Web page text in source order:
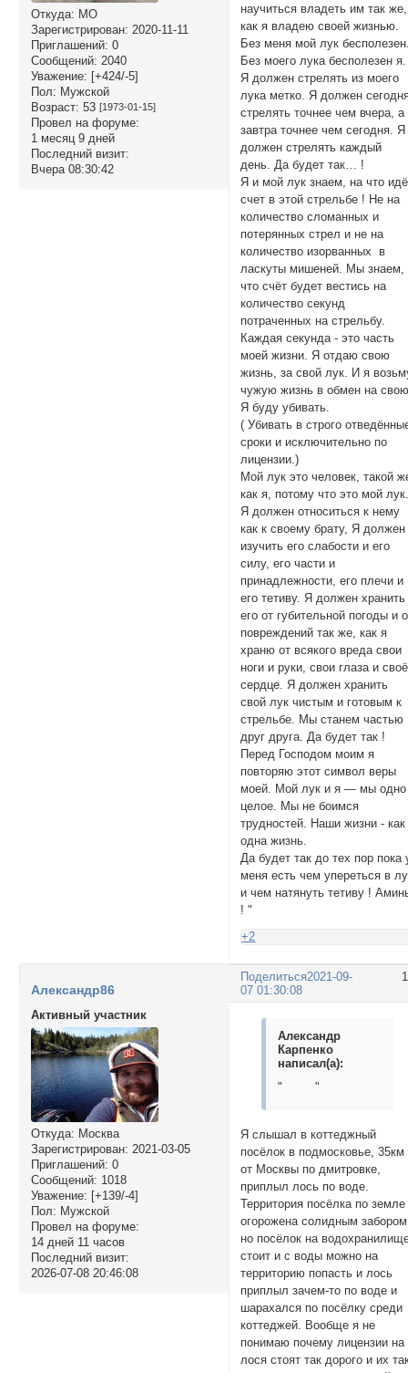
Откуда: МО
Зарегистрирован: 2020-11-11
Приглашений: 0
Сообщений: 2040
Уважение: [+424/-5]
Пол: Мужской
Возраст: 53 [1973-01-15]
Провел на форуме:
1 месяц 9 дней
Последний визит:
Вчера 08:30:42
научиться владеть им так же,
как я владею своей жизнью.
Без меня мой лук
Без моего лука бесполезен я.
Я должен стрелять из моего
лука метко. Я должен
стрелять точнее чем вчера, а
завтра точнее чем сегодня. Я
должен стрелять каждый
день. Да будет так… !
Я и мой лук знаем, на что
счет в этой стрельбе ! Не на
количество сломанных и
потерянных стрел и не на
количество изорванных в
ласкуты мишеней. Мы знаем,
что счёт будет вестись на
количество секунд
потраченных на стрельбу.
Каждая секунда - это часть
моей жизни. Я отдаю свою
жизнь, за свой лук. И я
чужую жизнь в обмен на
Я буду убивать.
( Убивать в строго
сроки и исключительно по
лицензии.)
Мой лук это человек, такой
как я, потому что это мой
Я должен относиться к нему
как к своему брату, Я должен
изучить его слабости и его
силу, его части и
принадлежности, его плечи и
его тетиву. Я должен хранить
его от губительной погоды и
повреждений так же, как я
храню от всякого вреда свои
ноги и руки, свои глаза и своё
сердце. Я должен хранить
свой лук чистым и готовым к
стрельбе. Мы станем частью
друг друга. Да будет так !
Перед Господом моим я
повторяю этот символ веры
моей. Мой лук и я — мы одно
целое. Мы не боимся
трудностей. Наши жизни - как
одна жизнь.
Да будет так до тех пор пока
меня есть чем упереться в
и чем натянуть тетиву !
! "
+2
Поделиться2021-09-
07 01:30:08
Александр86
Активный участник
Откуда: Москва
Зарегистрирован: 2021-03-05
Приглашений: 0
Сообщений: 1018
Уважение: [+139/-4]
Пол: Мужской
Провел на форуме:
14 дней 11 часов
Последний визит:
2026-07-08 20:46:08
Александр
Карпенко
написал(а):
"
"
Я слышал в коттеджный
посёлок в подмосковье, 35км
от Москвы по дмитровке,
приплыл лось по воде.
Территория посёлка по земле
огорожена солидным
но посёлок на
стоит и с воды можно на
территорию попасть и лось
приплыл зачем-то по воде и
шарахался по посёлку среди
коттеджей. Вообще я не
понимаю почему лицензии на
лося стоят так дорого и их